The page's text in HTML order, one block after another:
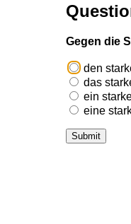
Gegen die
den
das
ein
eine